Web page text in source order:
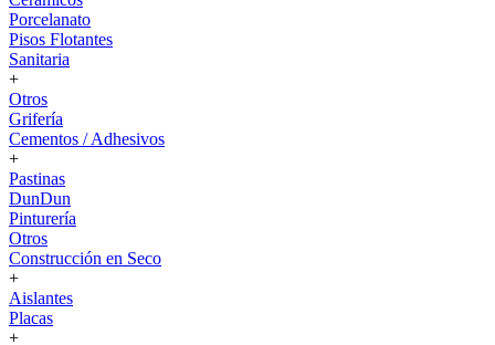
Porcelanato
Pisos Flotantes
Sanitaria
+
Otros
Grifería
Cementos / Adhesivos
+
Pastinas
DunDun
Pinturería
Otros
Construcción en Seco
+
Aislantes
Placas
+